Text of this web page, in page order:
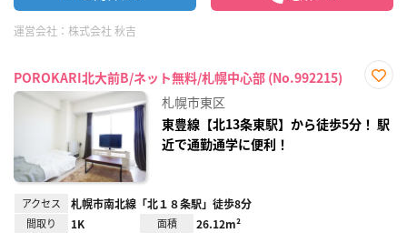
運営会社： 株式会社 秋吉
POROKARI北大前B/ネット無料/札幌中心部 (No.992215)
り登
録
札幌市東区
東豊線【北13条東駅】から徒歩5分！ 駅
近で通勤通学に便利！
アクセス 札幌市南北線「北１８条駅」徒歩8分
間取り 1K 面積 26.12m²